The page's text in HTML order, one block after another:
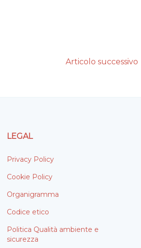
Articolo successivo
LEGAL
Privacy Policy
Cookie Policy
Organigramma
Codice etico
Politica Qualità ambiente e
sicurezza